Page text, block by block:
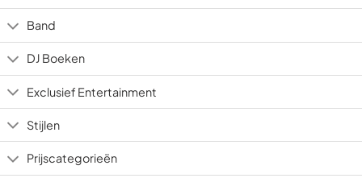
Band
DJ Boeken
Exclusief Entertainment
Stijlen
Prijscategorieën